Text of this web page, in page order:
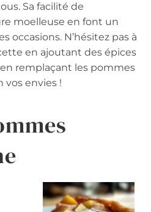
Sa facilité de
moelleuse en font un
occasions. N’hésitez pas à
en ajoutant des épices
remplaçant les pommes
vos envies !